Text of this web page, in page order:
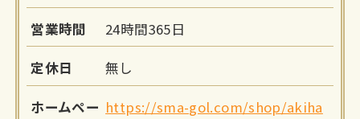
営業時間 24時間365日
定休日 無し
ホームペー https://sma-gol.com/shop/akiha